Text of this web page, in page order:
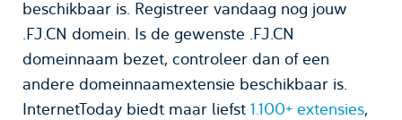
beschikbaar is. Registreer vandaag nog jouw
.FJ.CN domein. Is de gewenste .FJ.CN
domeinnaam bezet, controleer dan of een
andere domeinnaamextensie beschikbaar is.
InternetToday biedt maar liefst 1.100+ extensies,